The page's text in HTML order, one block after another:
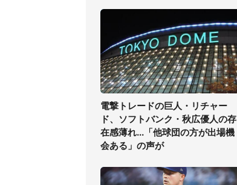
電撃トレードの巨人・リチャー
ド、ソフトバンク・秋広優人の存
在感薄れ...「他球団の方が出場機
会ある」の声が